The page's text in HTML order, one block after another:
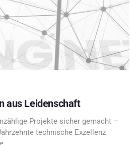
aus Leidenschaft
Projekte sicher gemacht –
technische Exzellenz